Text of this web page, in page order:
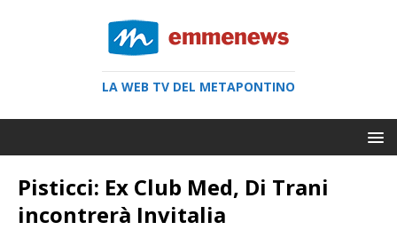
LA WEB TV DEL METAPONTINO
Pisticci: Ex Club Med, Di Trani
incontrerà Invitalia